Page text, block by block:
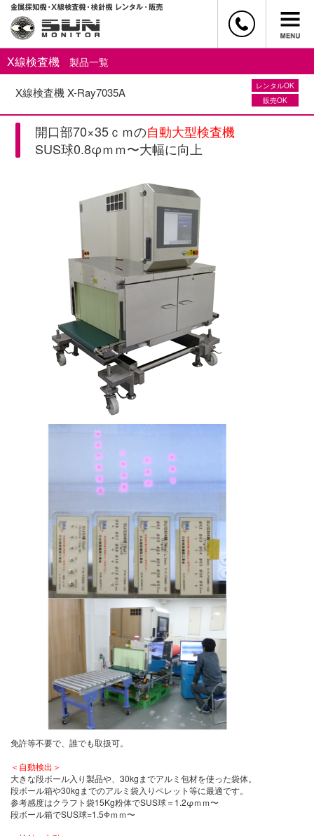
X線検査機 製品一覧
X線検査機 X-Ray7035A
レンタルOK
販売OK
開口部70×35ｃｍの自動大型検査機
SUS球0.8φｍｍ〜大幅に向上
免許等不要で、誰でも取扱可。
＜自動検出＞
大きな段ボール入り製品や、30kgまでアルミ包材を使った袋体。
段ボール箱や30kgまでのアルミ袋入りペレット等に最適です。
参考感度はクラフト袋15Kg粉体でSUS球＝1.2φｍｍ〜
段ボール箱でSUS球=1.5Φｍｍ〜